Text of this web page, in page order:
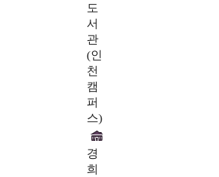
도
서
관
(인
천
캠
퍼
스)
경
희